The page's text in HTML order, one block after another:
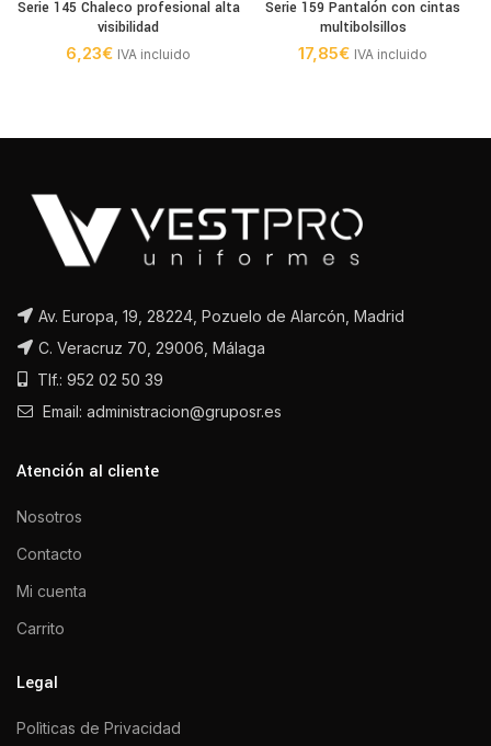
Serie 145 Chaleco profesional alta
visibilidad
6,23€ IVA incluido
Serie 159 Pantalón con cintas
multibolsillos
17,85€ IVA incluido
Av. Europa, 19, 28224, Pozuelo de Alarcón, Madrid
C. Veracruz 70, 29006, Málaga
Tlf.: 952 02 50 39
Email: administracion@gruposr.es
Atención al cliente
Nosotros
Contacto
Mi cuenta
Carrito
Legal
Polìticas de Privacidad